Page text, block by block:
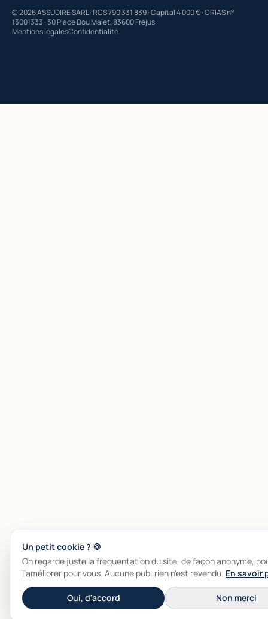
© 2026 ASSUDIRE SARL · RCS 790 331 839 · Capital 4 000 € · ORIAS n°
13001333 · 30 Place Dou Maïet, 83600 Fréjus
Mentions légalesConfidentialité
Un petit cookie ? 🍪
On regarde juste la fréquentation du site, de façon anonyme,
l'améliorer pour vous. Aucune pub, rien n'est revendu. En savoir
Oui, d'accord Non merci